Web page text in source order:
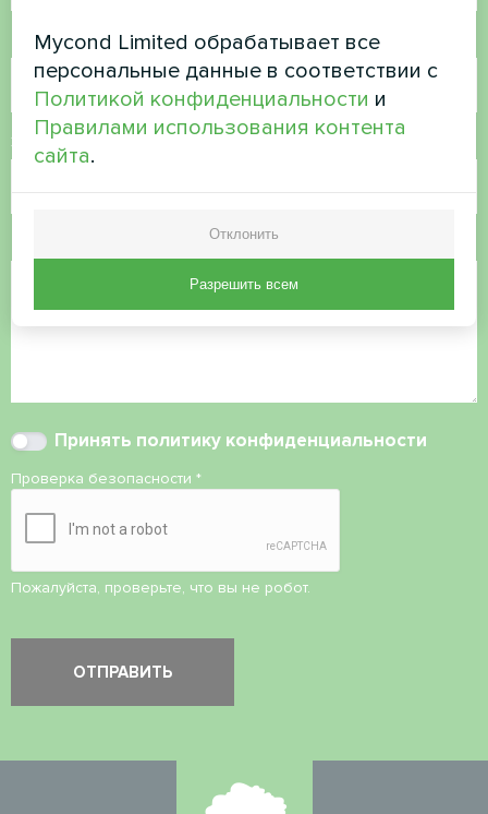
Номер телефона
Электронная почта
Принять политику конфиденциальности
Проверка безопасности *
Пожалуйста, проверьте, что вы не робот.
Mycond Limited обрабатывает все
персональные данные в соответствии с
Политикой конфиденциальности и
Правилами использования контента
сайта.
Отклонить
Разрешить всем